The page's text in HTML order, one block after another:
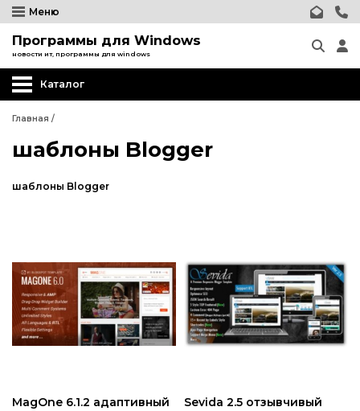
Меню
Программы для Windows
новости ит, программы для windows
Каталог
Главная /
шаблоны Blogger
шаблоны Blogger
MagOne 6.1.2 адаптивный
Sevida 2.5 отзывчивый